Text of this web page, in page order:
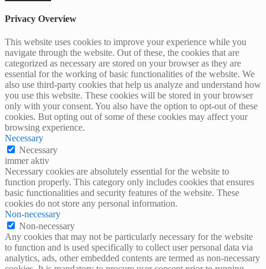
Privacy Overview
This website uses cookies to improve your experience while you
navigate through the website. Out of these, the cookies that are
categorized as necessary are stored on your browser as they are
essential for the working of basic functionalities of the website. We
also use third-party cookies that help us analyze and understand how
you use this website. These cookies will be stored in your browser
only with your consent. You also have the option to opt-out of these
cookies. But opting out of some of these cookies may affect your
browsing experience.
Necessary
Necessary
immer aktiv
Necessary cookies are absolutely essential for the website to
function properly. This category only includes cookies that ensures
basic functionalities and security features of the website. These
cookies do not store any personal information.
Non-necessary
Non-necessary
Any cookies that may not be particularly necessary for the website
to function and is used specifically to collect user personal data via
analytics, ads, other embedded contents are termed as non-necessary